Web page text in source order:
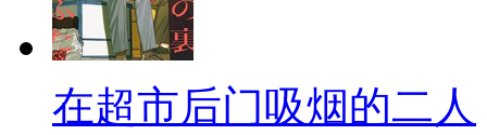
在超市后门吸烟的二人